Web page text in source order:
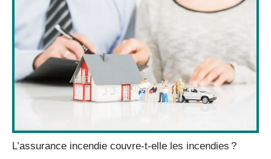
L’assurance incendie couvre-t-elle les incendies ?